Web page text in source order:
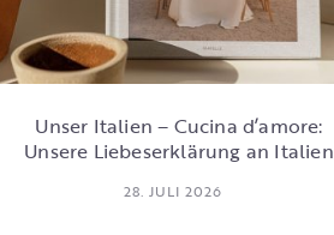
Unser Italien – Cucina d’amore:
Unsere Liebeserklärung an Italien
28. JULI 2026